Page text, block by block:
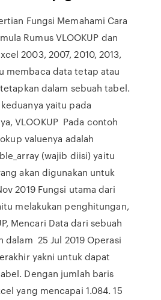
Fungsi Memahami Cara
Rumus VLOOKUP dan
2003, 2007, 2010, 2013,
membaca data tetap atau
dalam sebuah tabel.
yaitu pada
VLOOKUP Pada contoh
valuenya adalah
(wajib diisi) yaitu
akan digunakan untuk
2019 Fungsi utama dari
melakukan penghitungan,
Mencari Data dari sebuah
dalam 25 Jul 2019 Operasi
yakni untuk dapat
Dengan jumlah baris
yang mencapai 1.084. 15